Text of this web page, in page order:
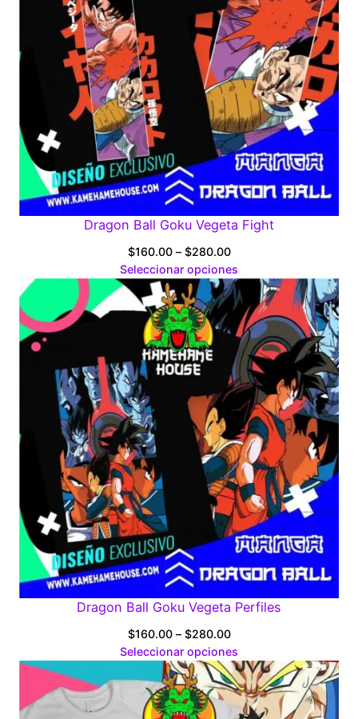
Dragon Ball Goku Vegeta Fight
$160.00 – $280.00Price
range:
$160.00
through
$280.00
Seleccionar opciones
Dragon Ball Goku Vegeta Perfiles
$160.00 – $280.00Price
range:
$160.00
through
$280.00
Seleccionar opciones